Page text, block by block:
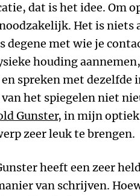
dat is het idee. Om
Het is niets
degene met wie je
houding
spreken met dezelfde
het spiegelen niet
Gunster, in mijn
zeer leuk te brengen.
heeft een zeer
van schrijven.